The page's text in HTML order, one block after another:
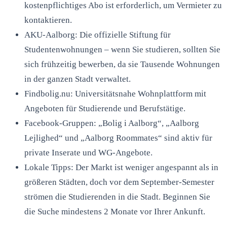
kostenpflichtiges Abo ist erforderlich, um Vermieter zu
kontaktieren.
AKU-Aalborg: Die offizielle Stiftung für
Studentenwohnungen – wenn Sie studieren, sollten Sie
sich frühzeitig bewerben, da sie Tausende Wohnungen
in der ganzen Stadt verwaltet.
Findbolig.nu: Universitätsnahe Wohnplattform mit
Angeboten für Studierende und Berufstätige.
Facebook-Gruppen: „Bolig i Aalborg“, „Aalborg
Lejlighed“ und „Aalborg Roommates“ sind aktiv für
private Inserate und WG-Angebote.
Lokale Tipps: Der Markt ist weniger angespannt als in
größeren Städten, doch vor dem September-Semester
strömen die Studierenden in die Stadt. Beginnen Sie
die Suche mindestens 2 Monate vor Ihrer Ankunft.